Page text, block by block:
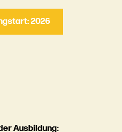
2026
Ausbildung: